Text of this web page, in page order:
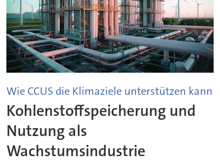
Wie CCUS die Klimaziele unterstützen kann
Kohlenstoffspeicherung und
Nutzung als
Wachstumsindustrie